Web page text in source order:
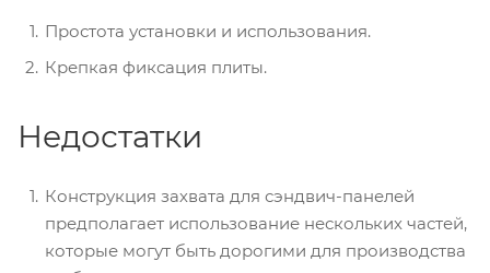
Простота установки и использования.
Крепкая фиксация плиты.
Недостатки
Конструкция захвата для сэндвич-панелей
предполагает использование нескольких частей,
которые могут быть дорогими для производства